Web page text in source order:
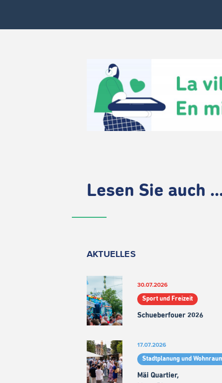
Lesen Sie auch
AKTUELLES
30.07.2026
Sport und Freizeit
Schueberfouer 2026
17.07.2026
Stadtplanung und
Mäi Quartier,